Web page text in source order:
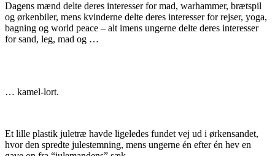
Dagens mænd delte deres interesser for mad, warhammer, brætspil
og ørkenbiler, mens kvinderne delte deres interesser for rejser, yoga,
bagning og world peace – alt imens ungerne delte deres interesser
for sand, leg, mad og …
… kamel-lort.
Et lille plastik juletræ havde ligeledes fundet vej ud i ørkensandet,
hvor den spredte julestemning, mens ungerne én efter én hev en